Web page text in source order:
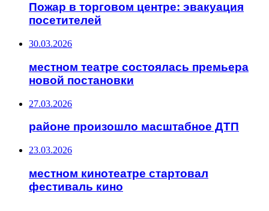
Пожар в торговом центре: эвакуация
посетителей
30.03.2026
местном театре состоялась премьера
новой постановки
27.03.2026
районе произошло масштабное ДТП
23.03.2026
местном кинотеатре стартовал
фестиваль кино